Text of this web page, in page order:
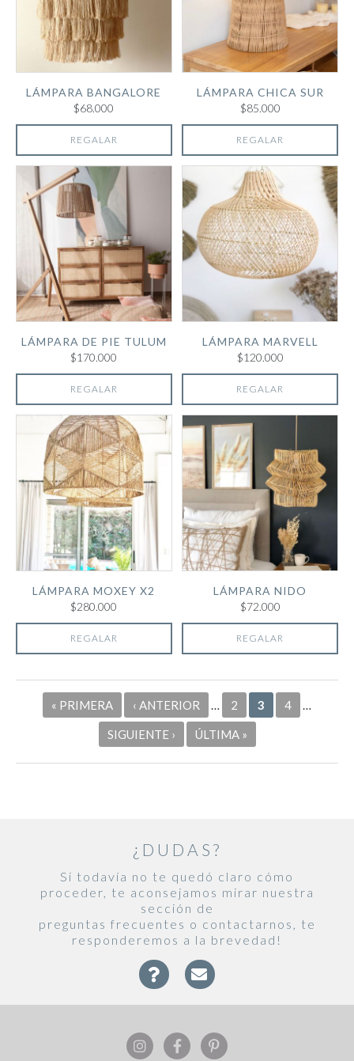
LÁMPARA BANGALORE
$68.000
REGALAR
LÁMPARA CHICA SUR
$85.000
REGALAR
LÁMPARA DE PIE TULUM
$170.000
REGALAR
LÁMPARA MARVELL
$120.000
REGALAR
LÁMPARA MOXEY X2
$280.000
REGALAR
LÁMPARA NIDO
$72.000
REGALAR
Páginas
« PRIMERA ‹ ANTERIOR … 2 3 4 …
SIGUIENTE › ÚLTIMA »
¿DUDAS?
Si todavía no te quedó claro cómo
proceder, te aconsejamos mirar nuestra
sección de
preguntas frecuentes o contactarnos, te
responderemos a la brevedad!